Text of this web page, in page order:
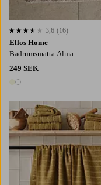
Ellos Home
Badrumsmatta Alma
249 SEK
2 färger
3,6 baserat på 16 st betyg
3,6 (16)